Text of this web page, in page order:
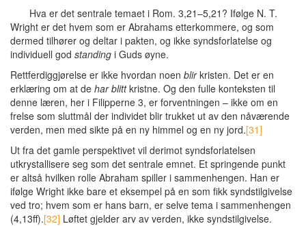
Hva er det sentrale temaet i Rom. 3,21–5,21? Ifølge N. T.
Wright er det hvem som er Abrahams etterkommere, og som
dermed tilhører og deltar i pakten, og ikke syndsforlatelse og
individuell god standing i Guds øyne.
Rettferdiggjørelse er ikke hvordan noen blirkristen. Det er en
erklæring om at de har blittkristne. Og den fulle konteksten til
denne læren, her i Filipperne 3, er forventningen – ikke om en
frelse som sluttmål der individet blir trukket ut av den nåværende
verden, men med sikte på en ny himmel og en ny jord.[31]
Ut fra det gamle perspektivet vil derimot syndsforlatelsen
utkrystallisere seg som det sentrale emnet. Et springende punkt
er altså hvilken rolle Abraham spiller i sammenhengen. Han er
ifølge Wright ikke bare et eksempel på en som fikk syndstilgivelse
ved tro; hvem som er hans barn, er selve tema i sammenhengen
(4,13ff).[32] Løftet gjelder arv av verden, ikke syndstilgivelse.